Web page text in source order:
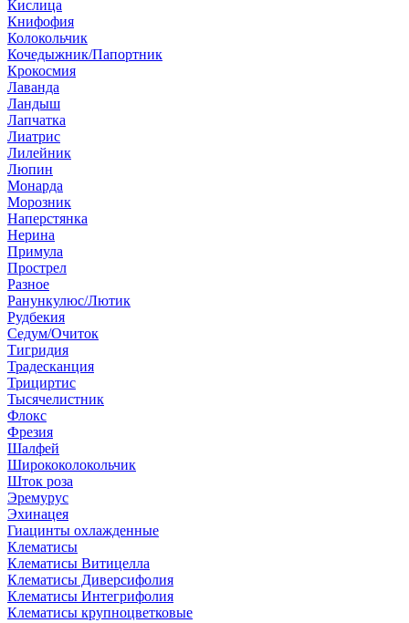
Кислица
Книфофия
Колокольчик
Кочедыжник/Папортник
Крокосмия
Лаванда
Ландыш
Лапчатка
Лиатрис
Лилейник
Люпин
Монарда
Морозник
Наперстянка
Нерина
Примула
Прострел
Разное
Ранункулюс/Лютик
Рудбекия
Седум/Очиток
Тигридия
Традесканция
Трициртис
Тысячелистник
Флокс
Фрезия
Шалфей
Ширококолокольчик
Шток роза
Эремурус
Эхинацея
Гиацинты охлажденные
Клематисы
Клематисы Витицелла
Клематисы Диверсифолия
Клематисы Интегрифолия
Клематисы крупноцветковые